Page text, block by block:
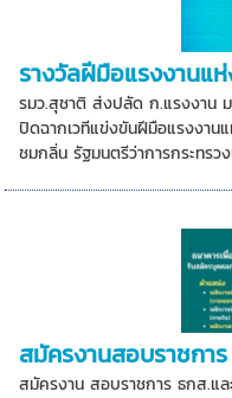
รางวัลฝีมือแรงงานแ
รมว.สุชาติ ส่งปลัด ก.แรงงาน
ปิดฉากเวทีแข่งขันฝีมือแรงงา
ชมกลิ่น รัฐมนตรีว่าการกระทรว
สมัครงานสอบราชกา
สมัครงาน สอบราชการ ธกส.แล